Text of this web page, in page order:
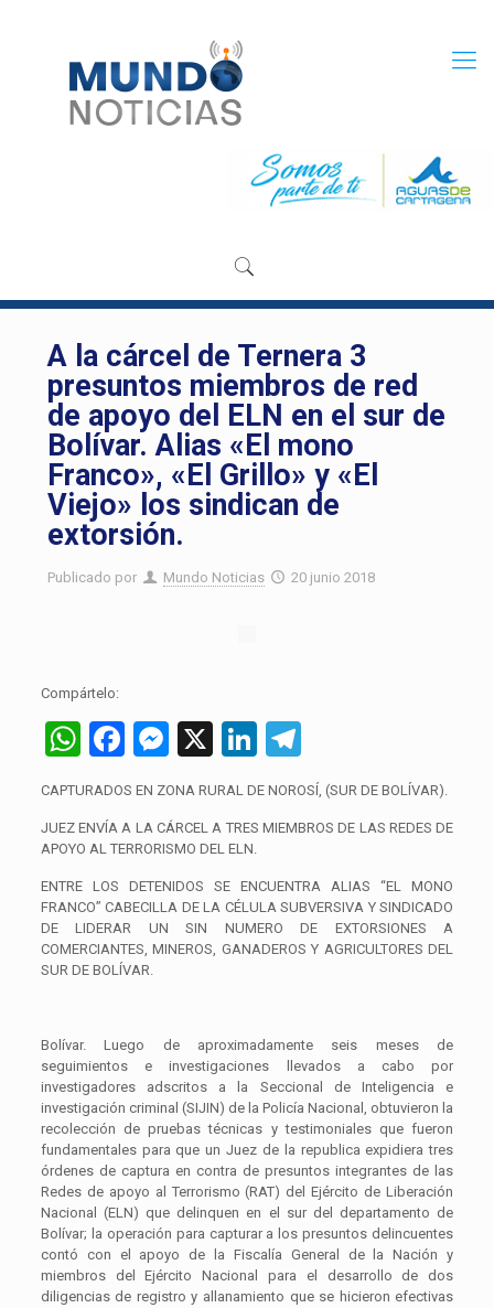
A la cárcel de Ternera 3
presuntos miembros de red
de apoyo del ELN en el sur de
Bolívar. Alias «El mono
Franco», «El Grillo» y «El
Viejo» los sindican de
extorsión.
Publicado por Mundo Noticias 20 junio 2018
Compártelo:
WhatsApp
Facebook
Messenger
X LinkedIn
CAPTURADOS EN ZONA RURAL DE NOROSÍ, (SUR DE BOLÍVAR).
JUEZ ENVÍA A LA CÁRCEL A TRES MIEMBROS DE LAS REDES DE
APOYO AL TERRORISMO DEL ELN.
ENTRE LOS DETENIDOS SE ENCUENTRA ALIAS “EL MONO
FRANCO” CABECILLA DE LA CÉLULA SUBVERSIVA Y SINDICADO
DE LIDERAR UN SIN NUMERO DE EXTORSIONES A
COMERCIANTES, MINEROS, GANADEROS Y AGRICULTORES DEL
SUR DE BOLÍVAR.
Bolívar. Luego de aproximadamente seis meses de
seguimientos e investigaciones llevados a cabo por
investigadores adscritos a la Seccional de Inteligencia e
investigación criminal (SIJIN) de la Policía Nacional, obtuvieron la
recolección de pruebas técnicas y testimoniales que fueron
fundamentales para que un Juez de la republica expidiera tres
órdenes de captura en contra de presuntos integrantes de las
Redes de apoyo al Terrorismo (RAT) del Ejército de Liberación
Nacional (ELN) que delinquen en el sur del departamento de
Bolívar; la operación para capturar a los presuntos delincuentes
contó con el apoyo de la Fiscalía General de la Nación y
miembros del Ejército Nacional para el desarrollo de dos
diligencias de registro y allanamiento que se hicieron efectivas